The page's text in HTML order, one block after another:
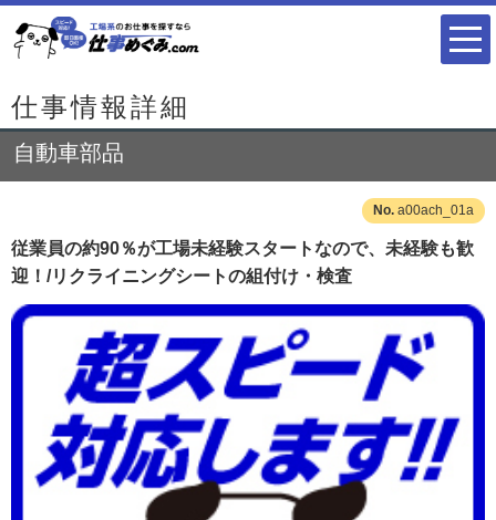
仕事情報詳細
自動車部品
a00ach_01a
従業員の約90％が工場未経験スタートなので、未経験も歓
迎！/リクライニングシートの組付け・検査